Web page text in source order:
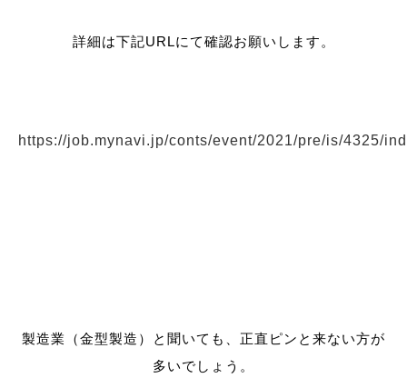
詳細は下記URLにて確認お願いします。
https://job.mynavi.jp/conts/event/2021/pre/is/4325/
製造業（金型製造）と聞いても、正直ピンと来ない方が
多いでしょう。